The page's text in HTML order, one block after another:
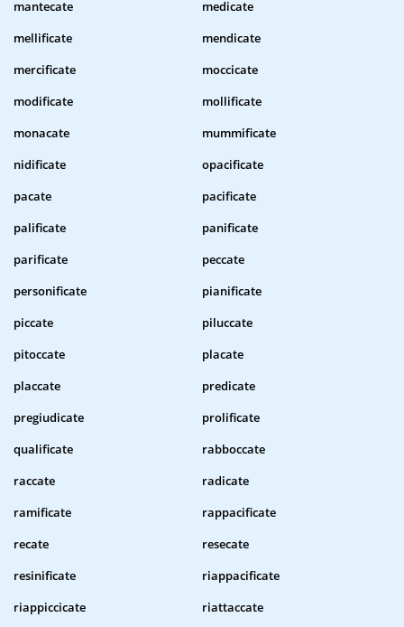
mantecate
medicate
mellificate
mendicate
mercificate
moccicate
modificate
mollificate
monacate
mummificate
nidificate
opacificate
pacate
pacificate
palificate
panificate
parificate
peccate
personificate
pianificate
piccate
piluccate
pitoccate
placate
placcate
predicate
pregiudicate
prolificate
qualificate
rabboccate
raccate
radicate
ramificate
rappacificate
recate
resecate
resinificate
riappacificate
riappiccicate
riattaccate